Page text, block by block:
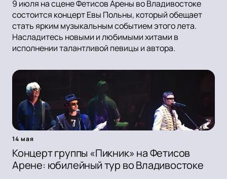
9 июля на сцене Фетисов Арены во Владивостоке
состоится концерт Евы Польны, который обещает
стать ярким музыкальным событием этого лета.
Насладитесь новыми и любимыми хитами в
исполнении талантливой певицы и автора.
14 мая
Концерт группы «Пикник» на Фетисов
Арене: юбилейный тур во Владивостоке